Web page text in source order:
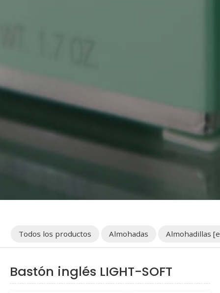
Todos los productos Almohadas Almohadillas
Bastón inglés LIGHT-SOFT